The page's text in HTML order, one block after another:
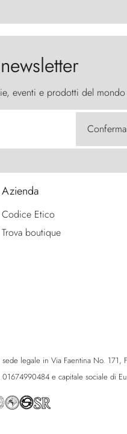
eventi e prodotti del mondo
Conferma
Azienda
Codice Etico
Trova boutique
legale in Via Faentina No. 171,
01674990484 e capitale sociale di